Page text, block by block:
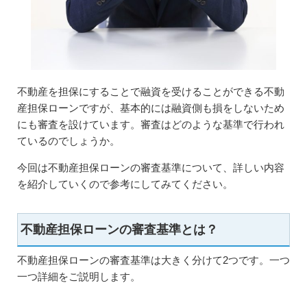
不動産を担保にすることで融資を受けることができる不動
産担保ローンですが、基本的には融資側も損をしないため
にも審査を設けています。審査はどのような基準で行われ
ているのでしょうか。
今回は不動産担保ローンの審査基準について、詳しい内容
を紹介していくので参考にしてみてください。
不動産担保ローンの審査基準とは？
不動産担保ローンの審査基準は大きく分けて2つです。一つ
一つ詳細をご説明します。